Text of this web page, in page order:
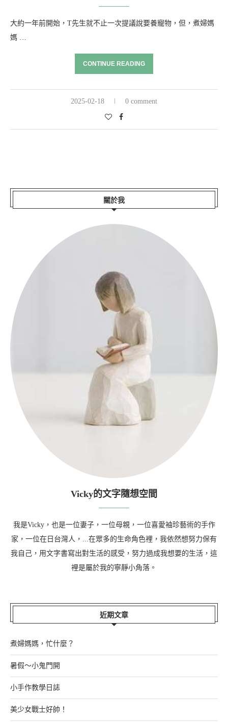
大約一年前開始，T先生就不止一次提議說要養寵物，但，煮婦媽
媽 …
CONTINUE READING
2025-02-18 0 comment
關於我
Vicky的文字隨想空間
我是Vicky，也是一位妻子，一位母親，一位喜愛袖珍藝術的手作
家，一位在日台灣人，...在眾多的生命角色裡，我依然想努力保有
我自己，用文字書寫出對生活的感受，努力過成我想要的生活，這
裡是屬於我的寧靜小角落。
近期文章
煮婦媽媽，忙什麼？
暑假～小鬼門開
小手作教學日誌
美少女戰士好帥！